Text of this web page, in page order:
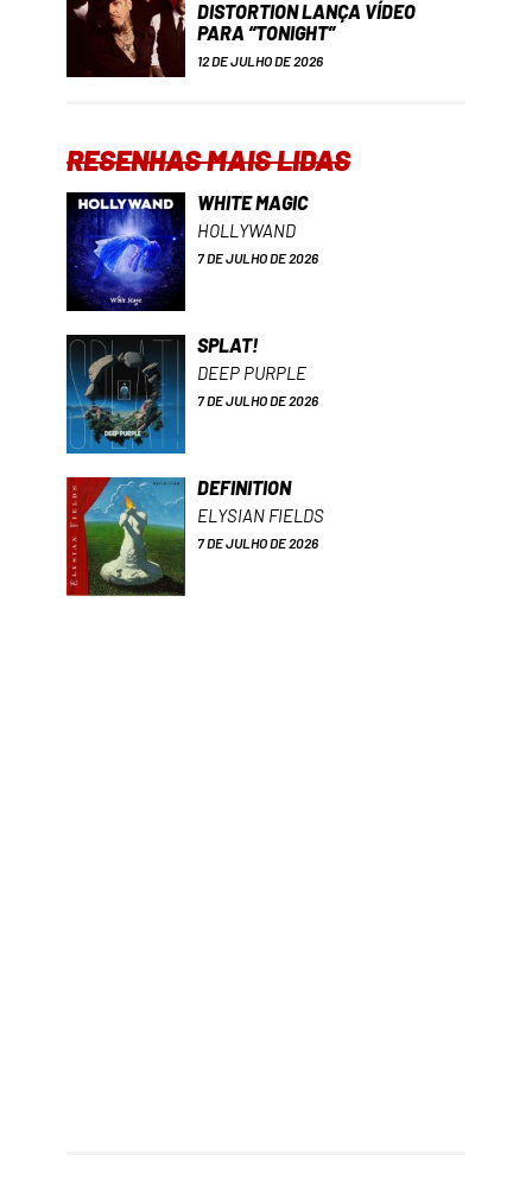
DISTORTION LANÇA VÍDEO
PARA “TONIGHT”
12 DE JULHO DE 2026
RESENHAS MAIS LIDAS
WHITE MAGIC
HOLLYWAND
7 DE JULHO DE 2026
SPLAT!
DEEP PURPLE
7 DE JULHO DE 2026
DEFINITION
ELYSIAN FIELDS
7 DE JULHO DE 2026